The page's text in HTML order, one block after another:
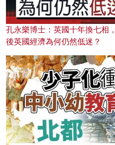
孔永樂博士：英國十年換七相
後英國經濟為何仍然低迷？